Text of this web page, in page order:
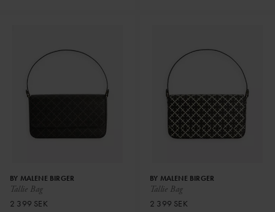
Tallie Bag
BY MALENE BIRGER
2 399 SEK
Tallie Bag
BY MALENE BIRGER
2 399 SEK